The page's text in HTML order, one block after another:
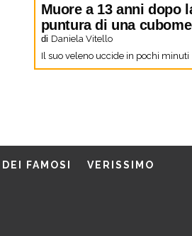
Muore a 13 anni dopo
puntura di una
di Daniela Vitello
Il suo veleno uccide in pochi minuti
FAMOSI VERISSIMO